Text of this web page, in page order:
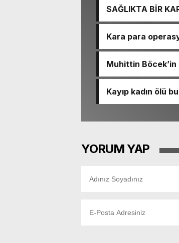
SAĞLIKTA BİR
TACİRLİĞİ
Kara para
Muhittin Böcek’in
Kayıp kadın ölü
YORUM YAP